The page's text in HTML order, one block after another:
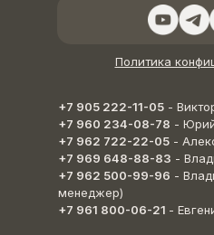
Политика
+7 905 222-11-05 -
+7 960 234-08-78 -
+7 962 722-22-05 -
+7 969 648-88-83 -
+7 962 500-99-96 -
менеджер)
+7 961 800-06-21 -